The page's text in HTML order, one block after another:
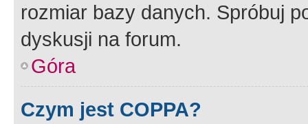
rozmiar bazy danych. Spróbuj
dyskusji na forum.
Góra
Czym jest COPPA?